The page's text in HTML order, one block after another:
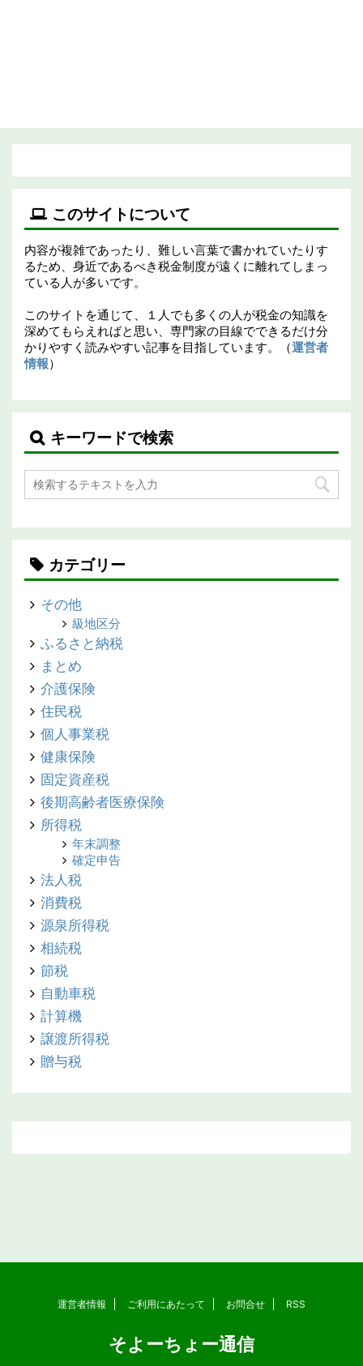
このサイトについて
内容が複雑であったり、難しい言葉で書かれていたりす
るため、身近であるべき税金制度が遠くに離れてしまっ
ている人が多いです。
このサイトを通じて、１人でも多くの人が税金の知識を
深めてもらえればと思い、専門家の目線でできるだけ分
かりやすく読みやすい記事を目指しています。（運営者
情報）
キーワードで検索
カテゴリー
その他
級地区分
ふるさと納税
まとめ
介護保険
住民税
個人事業税
健康保険
固定資産税
後期高齢者医療保険
所得税
年末調整
確定申告
法人税
消費税
源泉所得税
相続税
節税
自動車税
計算機
譲渡所得税
贈与税
運営者情報 ご利用にあたって お問合せ RSS
そよーちょー通信
Copyright© そよーちょー通信 , 2026 All Rights